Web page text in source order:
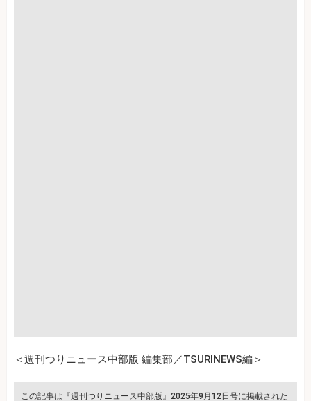
＜週刊つりニュース中部版 編集部／TSURINEWS編＞
この記事は『週刊つりニュース中部版』2025年9月12日号に掲載された